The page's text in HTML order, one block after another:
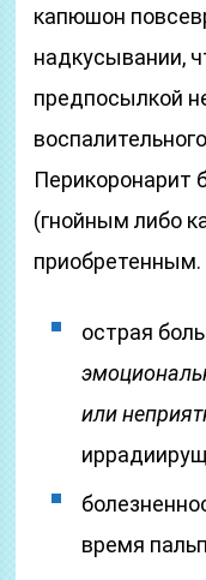
капюшон
надкусывании,
предпосылкой
(гнойным либо
приобретенным.
острая боль
или
время